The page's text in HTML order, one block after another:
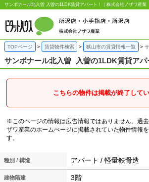
サンボナール北入曽 入曽の1LDK賃貸アパート！｜株式会社ノザワ産業
TOPページ 賃貸物件検索 狭山市の賃貸情報一覧
サンボナール北入曽 入曽の1LDK賃貸アパ
こちらの物件は掲載が終了してい
※このページの情報は広告情報ではありません。過
ザワ産業のホームぺージに掲載されていた物件情報
す。
種別 / 構造 アパート / 軽量鉄骨造
建物階建 3階